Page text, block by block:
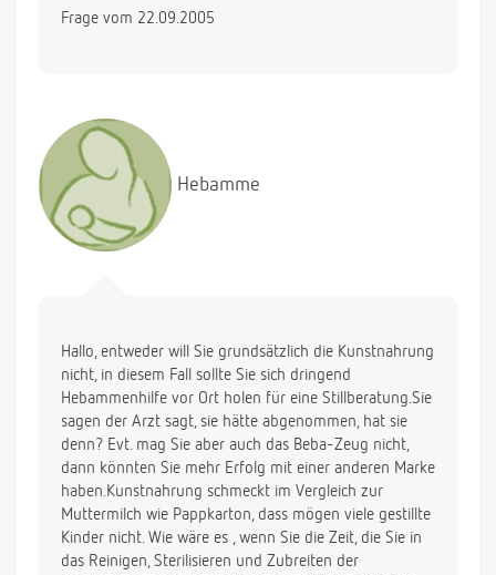
kann..)...ich denke,daß ich jetzt evt.einfach zu viel
schon mit dem Gedanken auseindandergestzt
Abszustillen...mein Problem:wenn ich nach dem
Stillen zufüttern möchte,dann will meine Tochter
nichts mehr trinken und ersetze ich die ganze
Stillmahlzeit durch die Pre-Nahrung verweigert sie
die Flasche und es gibt Geschrei..wie füttere ich am
mich schon sehr auf Ihre Antwort!!Danke!
Frage vom 22.09.2005
Hebamme
Hallo, entweder will Sie grundsätzlich die Kunstnahrung
nicht, in diesem Fall sollte Sie sich dringend
Hebammenhilfe vor Ort holen für eine Stillberatung.Sie
sagen der Arzt sagt, sie hätte abgenommen, hat sie
denn? Evt. mag Sie aber auch das Beba-Zeug nicht,
dann könnten Sie mehr Erfolg mit einer anderen Marke
haben.Kunstnahrung schmeckt im Vergleich zur
Muttermilch wie Pappkarton, dass mögen viele gestillte
Kinder nicht. Wie wäre es , wenn Sie die Zeit, die Sie in
das Reinigen, Sterilisieren und Zubreiten der